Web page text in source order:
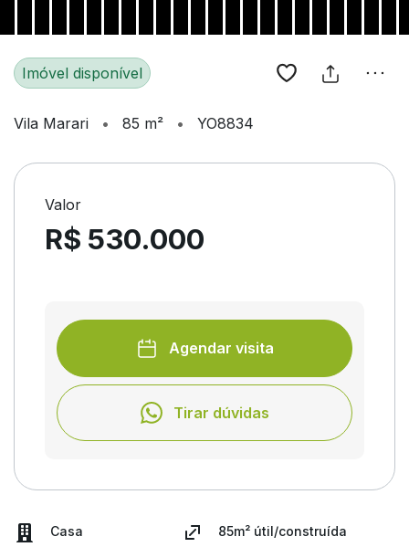
Imóvel disponível
Vila Marari • 85 m² • YO8834
Valor
R$ 530.000
Agendar visita
Tirar dúvidas
Casa 85m² útil/construída